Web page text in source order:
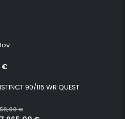
€
90/115 WR QUEST
€